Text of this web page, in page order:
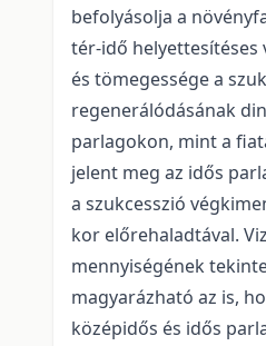
befolyásolja a
tér-idő helyettesítéses
és tömegessége a
regenerálódásának
parlagokon, mint a
jelent meg az idős
a szukcesszió
kor előrehaladtával.
mennyiségének
magyarázható az is,
középidős és idős